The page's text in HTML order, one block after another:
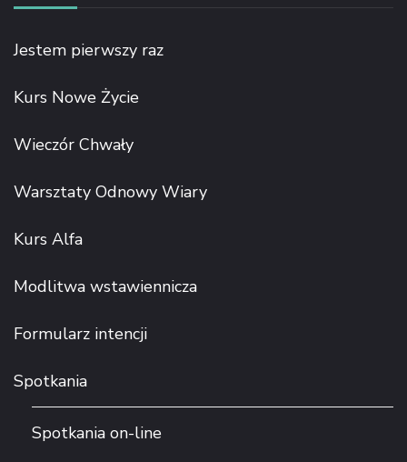
Jestem pierwszy raz
Kurs Nowe Życie
Wieczór Chwały
Warsztaty Odnowy Wiary
Kurs Alfa
Modlitwa wstawiennicza
Formularz intencji
Spotkania
Spotkania on-line